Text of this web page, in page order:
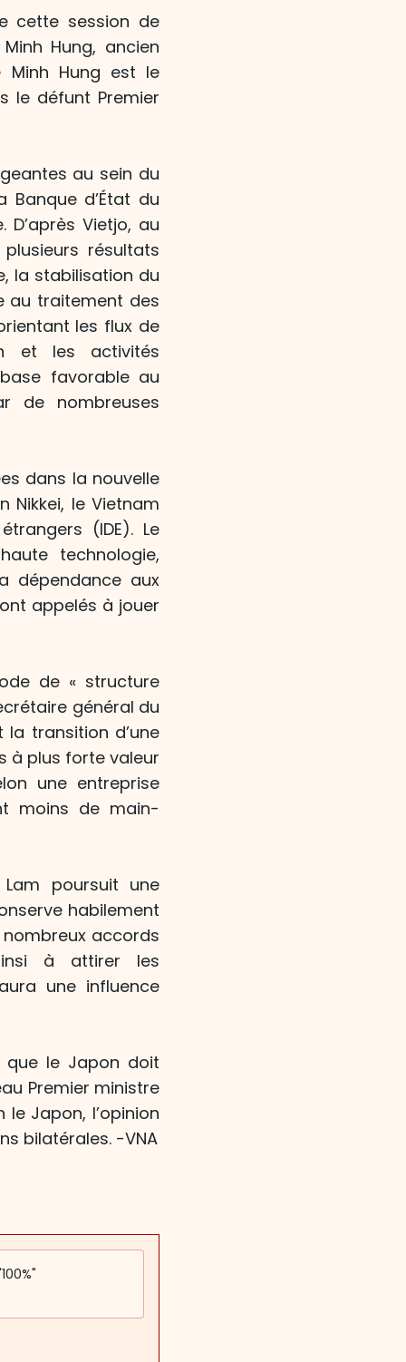
cette session de
Hung, ancien
Minh Hung est le
le défunt Premier
au sein du
d’État du
D’après Vietjo, au
résultats
la stabilisation du
au traitement des
les flux de
et les activités
favorable au
de nombreuses
dans la nouvelle
Nikkei, le Vietnam
(IDE). Le
technologie,
dépendance aux
appelés à jouer
de « structure
général du
la transition d’une
à plus forte valeur
une entreprise
moins de main-
poursuit une
habilement
accords
à attirer les
une influence
que le Japon doit
Premier ministre
Japon, l’opinion
bilatérales. -VNA